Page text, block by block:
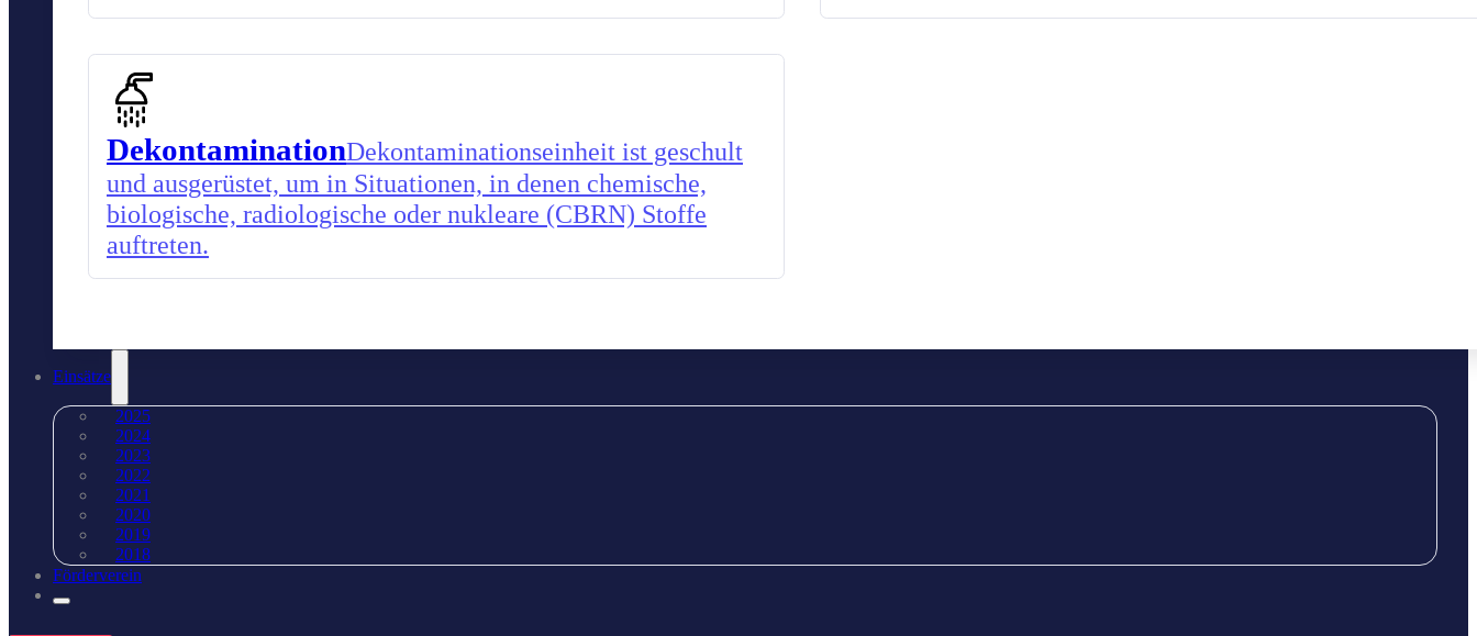
DekontaminationDekontaminationseinheit ist geschult
und ausgerüstet, um in Situationen, in denen chemische,
biologische, radiologische oder nukleare (CBRN) Stoffe
auftreten.
Einsätze
2025
2024
2023
2022
2021
2020
2019
2018
Förderverein